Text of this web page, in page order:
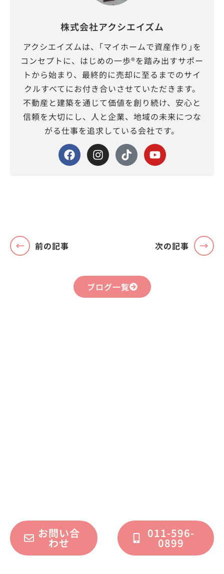
株式会社アクシエイズム
アクシエイズムは、｢マイホームで資産作り｣を
コンセプトに、はじめの一歩®を踏み出すサポー
トから始まり、最終的に売却に至るまでのサイ
クルすべてにお付き合いさせていただきます。
不動産と建築を通じて価値を創り続け、安心と
信頼を大切にし、人と企業、地域の未来につな
がる仕事を追求している会社です。
前の記事 次の記事
ブログ一覧
お問い合
わせ
011-596-
0899